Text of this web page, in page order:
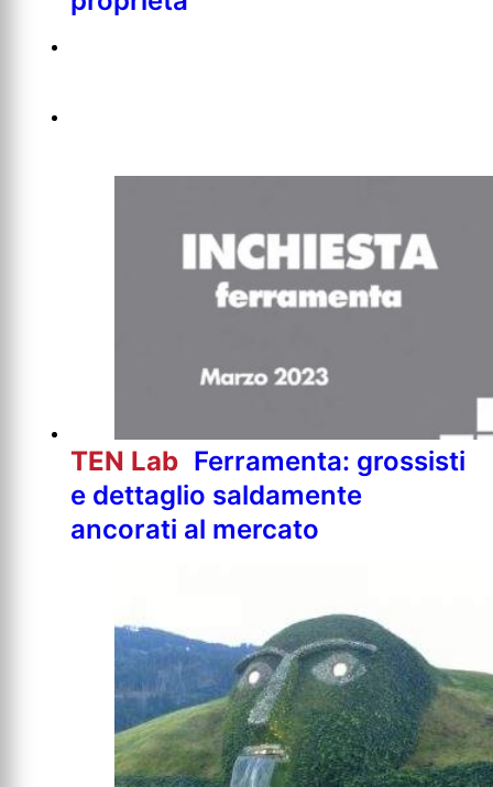
TEN Lab Ferramenta: grossisti
e dettaglio saldamente
ancorati al mercato